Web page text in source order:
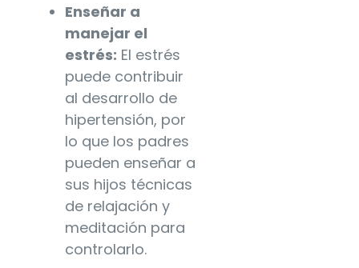
Enseñar a
manejar el
estrés: El estrés
puede contribuir
al desarrollo de
hipertensión, por
lo que los padres
pueden enseñar a
sus hijos técnicas
de relajación y
meditación para
controlarlo.